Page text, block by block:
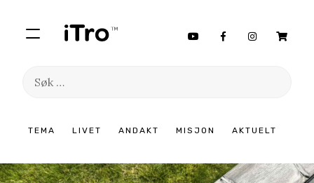
TEMA LIVET ANDAKT MISJON AKTUELT
Søk
innhold